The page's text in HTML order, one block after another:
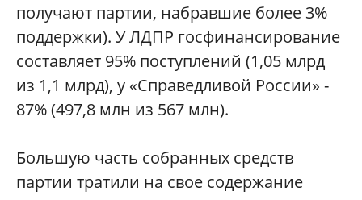
получают партии, набравшие более 3%
поддержки). У ЛДПР госфинансирование
составляет 95% поступлений (1,05 млрд
из 1,1 млрд), у «Справедливой России» -
87% (497,8 млн из 567 млн).
Большую часть собранных средств
партии тратили на свое содержание